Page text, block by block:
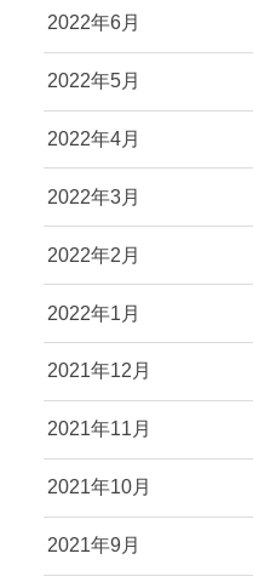
2022年6月
2022年5月
2022年4月
2022年3月
2022年2月
2022年1月
2021年12月
2021年11月
2021年10月
2021年9月